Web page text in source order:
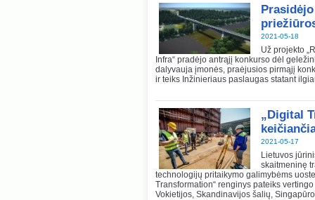
2021-05-18
Už projekto
Infra“ pradėjo antrąjį konkurso dėl
dalyvauja įmonės, praėjusios pirmąjį
ir teiks Inžinieriaus paslaugas statant
„Digital
2021-05-17
Lietuvos
skaitmeninę
technologijų pritaikymo galimybėms
Transformation“ renginys pateiks
Vokietijos, Skandinavijos šalių,